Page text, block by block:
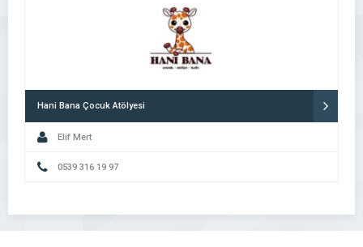
Hani Bana Çocuk Atölyesi
Elif Mert
0539 316 19 97